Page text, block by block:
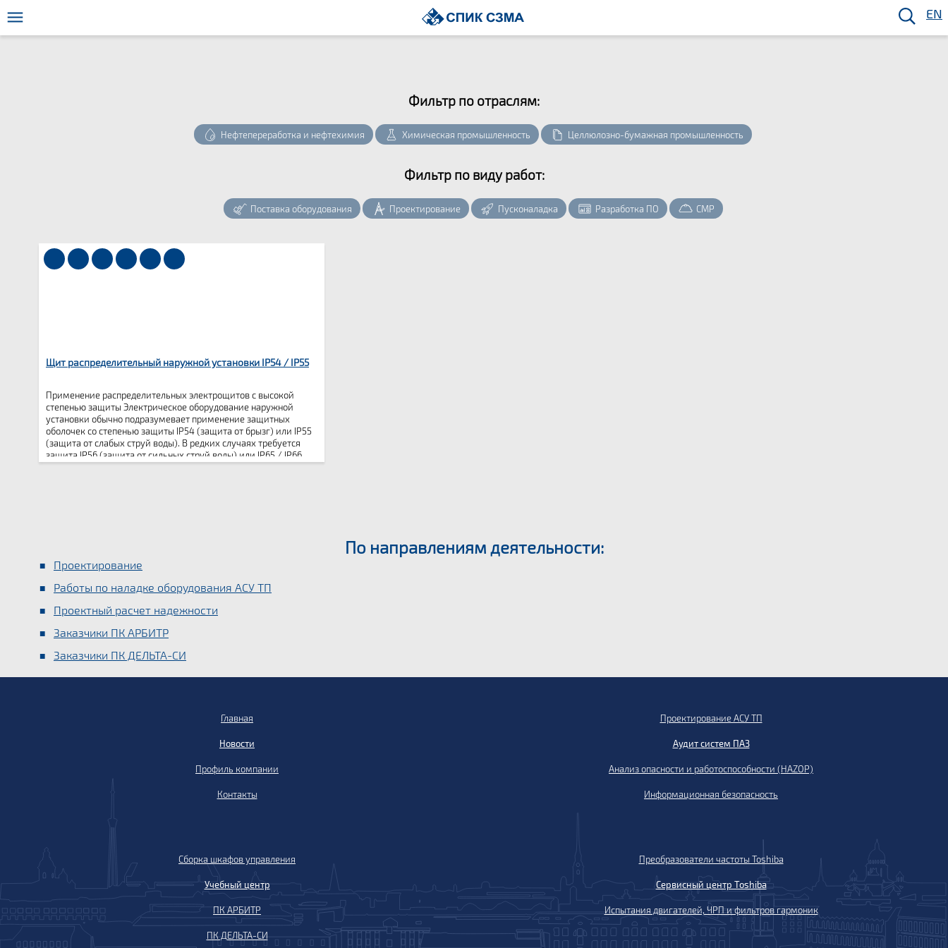
EN
Фильтр по отрaслям:
Нефтепереработка и нефтехимия Химическая промышленность Целлюлозно-бумажная промышленность
Фильтр по виду работ:
Поставка оборудования Проектирование Пусконаладка Разработка ПО СМР
Щит распределительный наружной установки IP54 / IP55
Применение распределительных электрощитов с высокой
степенью защиты Электрическое оборудование наружной
установки обычно подразумевает применение защитных
оболочек со степенью защиты IP54 (защита от брызг) или IP55
(защита от слабых струй воды). В редких случаях требуется
защита IP56 (защита от сильных струй воды) или IP65 / IP66
По направлениям деятельности:
Проектирование
Работы по наладке оборудования АСУ ТП
Проектный расчет надежности
Заказчики ПК АРБИТР
Заказчики ПК ДЕЛЬТА-СИ
Главная
Новости
Профиль компании
Контакты
Проектирование АСУ ТП
Аудит систем ПАЗ
Анализ опасности и работоспособности (HAZOP)
Информационная безопасность
Сборка шкафов управления
Учебный центр
ПК АРБИТР
ПК ДЕЛЬТА-СИ
Преобразователи частоты Toshiba
Сервисный центр Toshiba
Испытания двигателей, ЧРП и фильтров гармоник